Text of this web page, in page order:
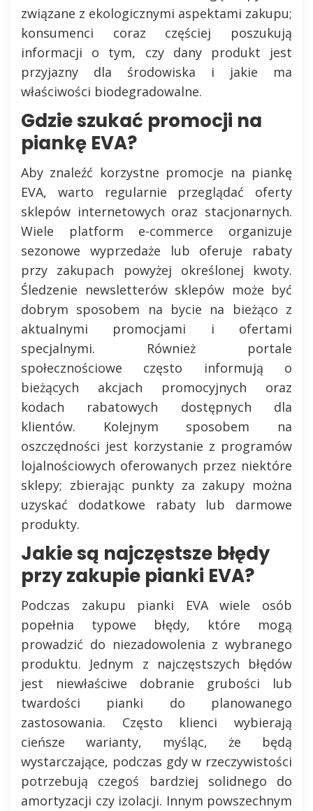
związane z ekologicznymi aspektami zakupu;
konsumenci coraz częściej poszukują
informacji o tym, czy dany produkt jest
przyjazny dla środowiska i jakie ma
właściwości biodegradowalne.
Gdzie szukać promocji na
piankę EVA?
Aby znaleźć korzystne promocje na piankę
EVA, warto regularnie przeglądać oferty
sklepów internetowych oraz stacjonarnych.
Wiele platform e-commerce organizuje
sezonowe wyprzedaże lub oferuje rabaty
przy zakupach powyżej określonej kwoty.
Śledzenie newsletterów sklepów może być
dobrym sposobem na bycie na bieżąco z
aktualnymi promocjami i ofertami
specjalnymi. Również portale
społecznościowe często informują o
bieżących akcjach promocyjnych oraz
kodach rabatowych dostępnych dla
klientów. Kolejnym sposobem na
oszczędności jest korzystanie z programów
lojalnościowych oferowanych przez niektóre
sklepy; zbierając punkty za zakupy można
uzyskać dodatkowe rabaty lub darmowe
produkty.
Jakie są najczęstsze błędy
przy zakupie pianki EVA?
Podczas zakupu pianki EVA wiele osób
popełnia typowe błędy, które mogą
prowadzić do niezadowolenia z wybranego
produktu. Jednym z najczęstszych błędów
jest niewłaściwe dobranie grubości lub
twardości pianki do planowanego
zastosowania. Często klienci wybierają
cieńsze warianty, myśląc, że będą
wystarczające, podczas gdy w rzeczywistości
potrzebują czegoś bardziej solidnego do
amortyzacji czy izolacji. Innym powszechnym